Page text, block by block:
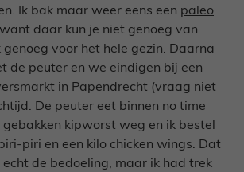
Ik bak maar weer eens een paleo
daar kun je niet genoeg van
genoeg voor het hele gezin. Daarna
de peuter en we eindigen bij een
in Papendrecht (vraag niet
De peuter eet binnen no time
gebakken kipworst weg en ik bestel
piri en een kilo chicken wings. Dat
de bedoeling, maar ik had trek